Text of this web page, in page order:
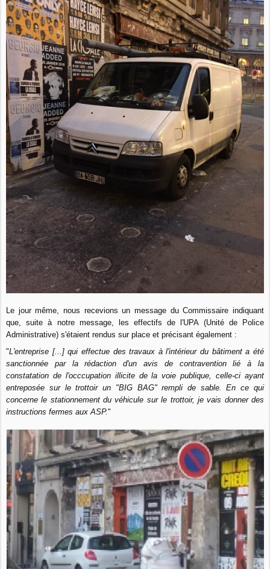
Le jour même, nous recevions un message du Commissaire indiquant
que, suite à notre message, les effectifs de l'UPA (Unité de Police
Administrative) s'étaient rendus sur place et précisant également :
"L'entreprise [...] qui effectue des travaux à l'intérieur du bâtiment a été
sanctionnée par la rédaction d'un avis de contravention lié à la
constatation de l'occcupation illicite de la voie publique, celle-ci ayant
entreposée sur le trottoir un "BIG BAG" rempli de sable. En ce qui
concerne le stationnement du véhicule sur le trottoir, je vais donner des
instructions fermes aux ASP."